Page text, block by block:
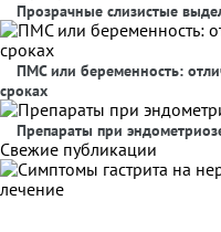
Прозрачные слизистые
ПМС или беременность:
сроках
Препараты при
Свежие публикации